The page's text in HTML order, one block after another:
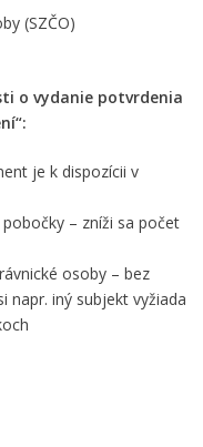
(SZČO)
o vydanie potvrdenia
je k dispozícii v
– zníži sa počet
osoby – bez
napr. iný subjekt vyžiada